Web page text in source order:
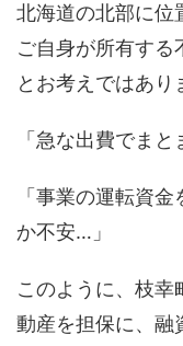
北海道の北部に位
ご自身が所有する
とお考えではあり
「急な出費でま
「事業の運転資
か不安…」
このように、枝幸
動産を担保に、融